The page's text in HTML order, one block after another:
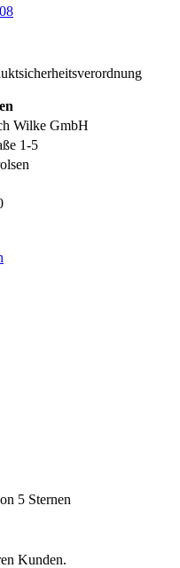
Wilke GmbH
1-5
5 Sternen
Kunden.